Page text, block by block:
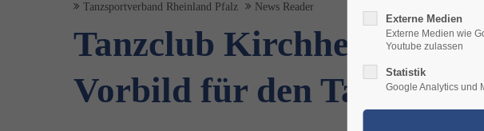
Tanzsportverband Rheinland Pfalz News Reader
Tanzclub
Vorbild für den Tanzsport
Externe Medien
Externe Medien wie
Youtube zulassen
Statistik
Google Analytics und